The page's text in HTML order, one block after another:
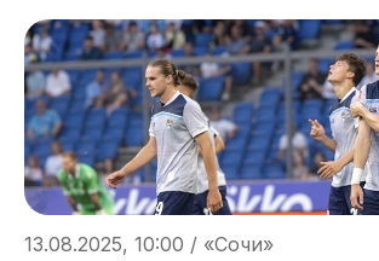
13.08.2025, 10:00 / «Сочи»